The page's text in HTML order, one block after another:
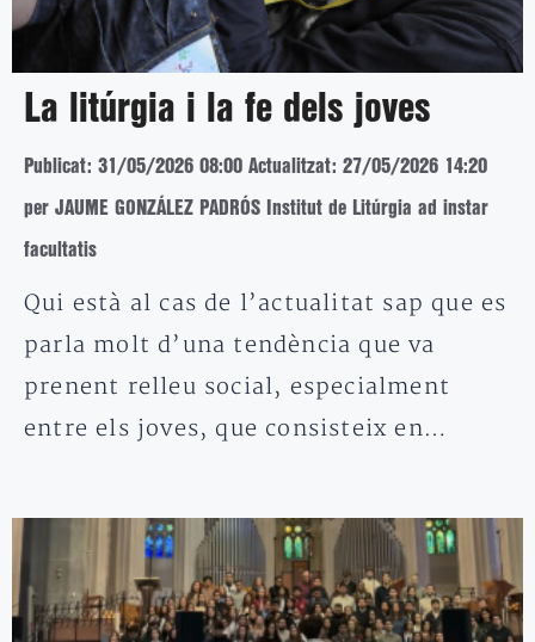
La litúrgia i la fe dels joves
Publicat: 31/05/2026 08:00 Actualitzat: 27/05/2026 14:20
per JAUME GONZÁLEZ PADRÓS Institut de Litúrgia ad instar
facultatis
Qui està al cas de l’actualitat sap que es
parla molt d’una tendència que va
prenent relleu social, especialment
entre els joves, que consisteix en…